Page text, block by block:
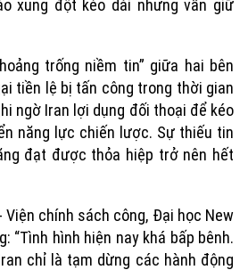
xung đột kéo dài nhưng vẫn giữ
trống niềm tin” giữa hai bên
tiền lệ bị tấn công trong thời gian
ngờ Iran lợi dụng đối thoại để kéo
năng lực chiến lược. Sự thiếu tin
đạt được thỏa hiệp trở nên hết
Viện chính sách công, Đại học New
“Tình hình hiện nay khá bấp bênh.
chỉ là tạm dừng các hành động